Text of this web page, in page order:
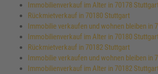
Immobilienverkauf im Alter in 70178
Rückmietverkauf in 70180 Stuttgart
Immobilie verkaufen und wohnen bleiben in
Immobilienverkauf im Alter in 70180
Rückmietverkauf in 70182 Stuttgart
Immobilie verkaufen und wohnen bleiben in
Immobilienverkauf im Alter in 70182